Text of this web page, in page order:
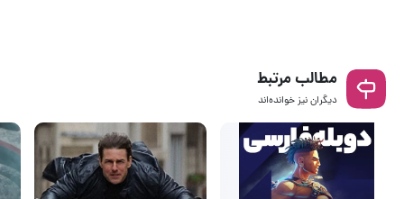
مطالب مرتبط
دیگران نیز خوانده‌اند